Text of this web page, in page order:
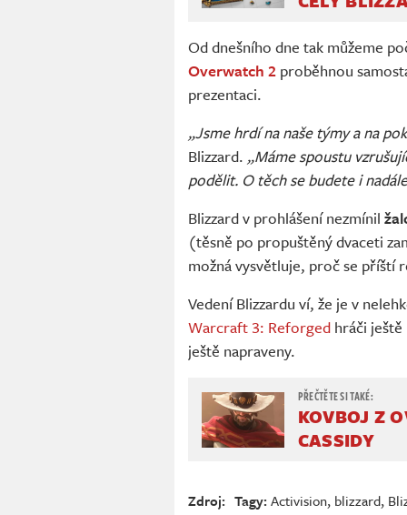
Od dnešního dne tak můžeme
Overwatch 2 proběhnou
prezentaci.
„Jsme hrdí na naše týmy a na
Blizzard. „Máme spoustu
podělit. O těch se budete i
Blizzard v prohlášení nezmínil
(těsně po propuštěný dvaceti
možná vysvětluje, proč se příští
Vedení Blizzardu ví, že je v
Warcraft 3: Reforged hráči
ještě napraveny.
KOVBOJ Z
CASSIDY
Zdroj: Tagy:Activision, blizzard,